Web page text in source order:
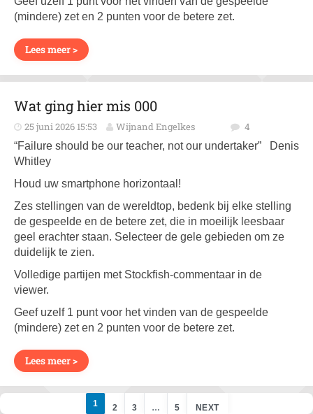
(mindere) zet en 2 punten voor de betere zet.
Lees meer >
Wat ging hier mis 000
25 juni 2026 15:53 Wijnand Engelkes 4
“Failure should be our teacher, not our undertaker” Denis
Whitley
Houd uw smartphone horizontaal!
Zes stellingen van de wereldtop, bedenk bij elke stelling
de gespeelde en de betere zet, die in moeilijk leesbaar
geel erachter staan. Selecteer de gele gebieden om ze
duidelijk te zien.
Volledige partijen met Stockfish-commentaar in de
viewer.
Geef uzelf 1 punt voor het vinden van de gespeelde
(mindere) zet en 2 punten voor de betere zet.
Lees meer >
1 2 3 … 5 NEXT